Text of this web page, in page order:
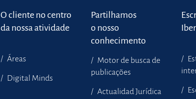
O cliente no centro
da nossa atividade
Áreas
Digital Minds
Partilhamos
o nosso
conhecimento
Motor de busca de
publicações
Actualidad Jurídica